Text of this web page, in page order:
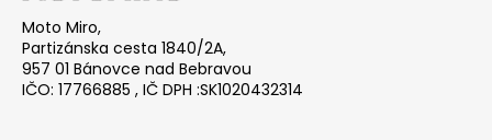
Moto Miro,
Partizánska cesta 1840/2A,
957 01 Bánovce nad Bebravou
IČO: 17766885 , IČ DPH :SK1020432314